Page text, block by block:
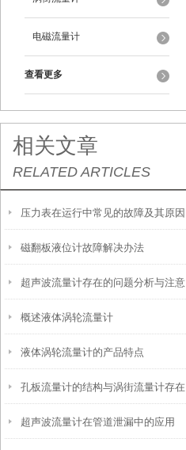
电磁流量计
查看更多
相关文章
RELATED ARTICLES
压力表在运行中常见的故障及其原因
磁翻板液位计故障解决办法
超声波流量计存在的问题分析与注意
事项
概述液体涡轮流量计
液体涡轮流量计的产品特点
孔板流量计的结构与涡街流量计存在
的缺点
超声波流量计在管道泄漏中的应用